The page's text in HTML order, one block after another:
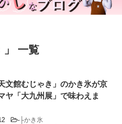
」 一覧
文館むじゃき」のかき氷が京
ヤ「大九州展」で味わえま
- ├かき氷